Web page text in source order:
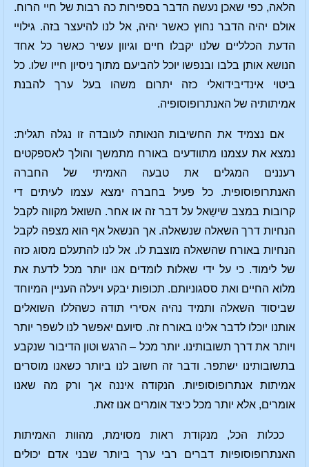
הלאה, כפי שאכן נעשה הדבר בספירות כה רבות של חיי הרוח.
אולם יהיה הדבר נחוץ כאשר יהיה, אל לנו להיעצר בזה. גילויי
הדעת הכלליים שלנו יקבלו חיים וגיוון עשיר כאשר כל אחד
הנושא אותן בלבו ובנפשו יוכל להביעם מתוך ניסיון חייו שלו. כל
ביטוי אינדיבידואלי כזה יתרום משהו בעל ערך להבנת
אמיתותיה של האנתרופוסופיה.
אם נצמיד את החשיבות הנאותה לעובדה זו נגלה תגלית:
נמצא את עצמנו מתוודעים באורח מתמשך והולך לאספקטים
רעננים המגלים את טבעה האמיתי של החברה
האנתרופוסופית. כל פעיל בחברה ימצא עצמו לעיתים די
קרובות במצב שישַאל על דבר זה או אחר. השואל מקווה לקבל
הנחיות דרך השאלה שנשאלה. אך הנשאל אף הוא מצפה לקבל
הנחיות באורח שהשאלה מוצבת לו. אל לנו להתעלם מסוג כזה
של לימוד. כי על ידי שאלות לומדים אנו יותר מכל לדעת את
מלוא החיים ואת ססגוניותם. תכופות יבקע ויעלה העניין המיוחד
שביסוד השאלה ותמיד נהיה אסירי תודה כשהללו השואלים
אותנו יוכלו לדבר אלינו באורח זה. סיועם יאפשר לנו לשפר יותר
ויותר את דרך תשובותינו. יותר מכל – הרגש וטון הדיבור שנקבע
בתשובותינו ישתפר. ודבר זה חשוב לנו ביותר כשאנו מוסרים
אמיתות אנתרופוסופיות. הנקודה איננה אך ורק מה שאנו
אומרים, אלא יותר מכל כיצד אומרים אנו זאת.
ככלות הכל, מנקודת ראות מסוימת, מהוות האמיתות
האנתרופוסופיות דברים רבי ערך ביותר שבני אדם יכולים